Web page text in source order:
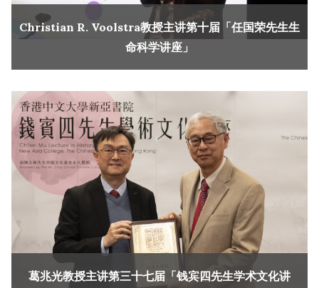
Christian R. Voolstra教授主讲第十届「任国荣先生生
命科学讲座」
葛兆光教授主讲第三十七届「钱宾四先生学术文化讲